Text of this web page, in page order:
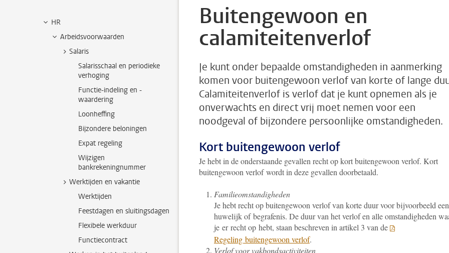
HR
Arbeidsvoorwaarden
Salaris
Salarisschaal en periodieke
verhoging
Functie-indeling en -
waardering
Loonheffing
Bijzondere beloningen
Expat regeling
Wijzigen
bankrekeningnummer
Werktijden en vakantie
Werktijden
Feestdagen en sluitingsdagen
Flexibele werkduur
Functiecontract
Buitengewoon en
calamiteitenverlof
Je kunt onder bepaalde omstandigheden in aanmerking
komen voor buitengewoon verlof van korte of lange
Calamiteitenverlof is verlof dat je kunt opnemen als je
onverwachts en direct vrij moet nemen voor een
noodgeval of bijzondere persoonlijke omstandigheden.
Kort buitengewoon verlof
Je hebt in de onderstaande gevallen recht op kort buitengewoon verlof. Kort
buitengewoon verlof wordt in deze gevallen doorbetaald.
Familieomstandigheden
Je hebt recht op buitengewoon verlof van korte duur voor bijvoorbeeld een
huwelijk of begrafenis. De duur van het verlof en alle omstandigheden
je er recht op hebt, staan beschreven in artikel 3 van de
Regeling buitengewoon verlof.
Verlof voor vakbondsactiviteiten